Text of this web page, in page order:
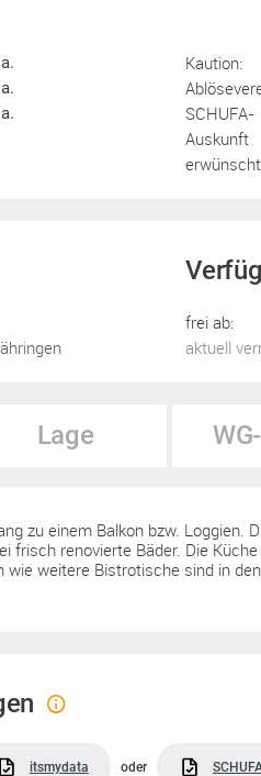
Kaution:
SCHUFA-
Auskunft
frei ab:
aktuell
Lage
zu einem Balkon bzw. Loggien.
frisch renovierte Bäder. Die
wie weitere Bistrotische sind in
itsmydata oder